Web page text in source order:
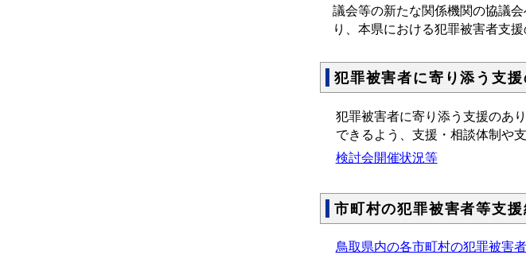
議会等の新たな関係機関の協議
り、本県における犯罪被害者支
犯罪被害者に寄り添う支
犯罪被害者に寄り添う支援のあ
できるよう、支援・相談体制や
検討会開催状況等
市町村の犯罪被害者等支援
鳥取県内の各市町村の犯罪被害